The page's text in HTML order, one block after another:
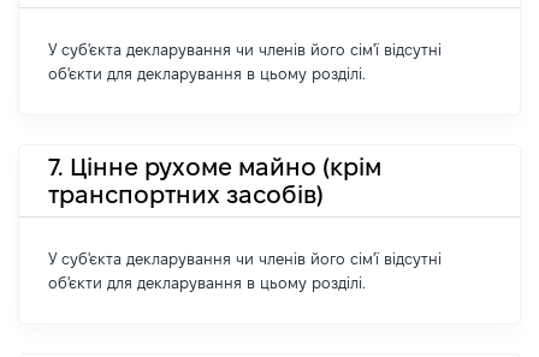
У суб'єкта декларування чи членів його сім'ї відсутні
об'єкти для декларування в цьому розділі.
7. Цінне рухоме майно (крім
транспортних засобів)
У суб'єкта декларування чи членів його сім'ї відсутні
об'єкти для декларування в цьому розділі.